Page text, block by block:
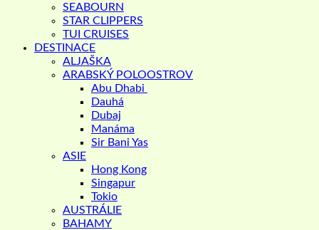
SEABOURN
STAR CLIPPERS
TUI CRUISES
DESTINACE
ALJAŠKA
ARABSKÝ POLOOSTROV
Abu Dhabi
Dauhá
Dubaj
Manáma
Sir Bani Yas
ASIE
Hong Kong
Singapur
Tokio
AUSTRÁLIE
BAHAMY